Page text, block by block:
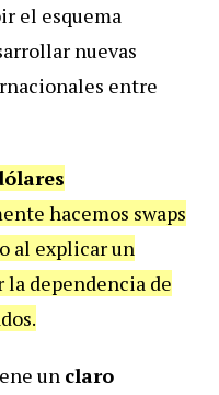
el esquema
nuevas
entre
hacemos swaps
al explicar un
la dependencia de
un claro